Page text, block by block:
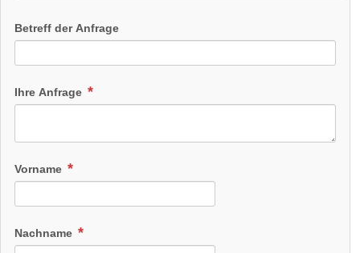
Betreff der Anfrage
Ihre Anfrage
Vorname
Nachname